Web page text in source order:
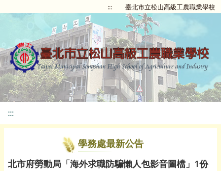
::: 臺北市立松山高級工農職業學校
:::
學務處最新公告
北市府勞動局「海外求職防騙懶人包影音圖檔」1份